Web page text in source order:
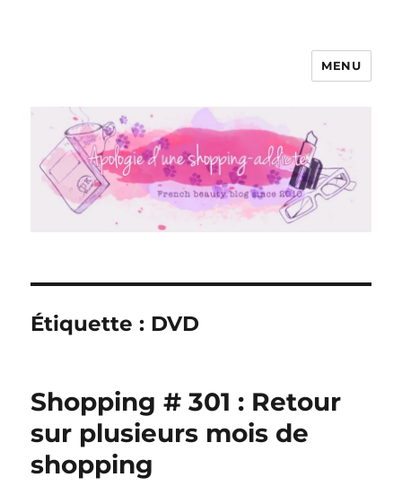
Apologie d'une Shopping-addicte
MENU
Étiquette : DVD
Shopping # 301 : Retour
sur plusieurs mois de
shopping